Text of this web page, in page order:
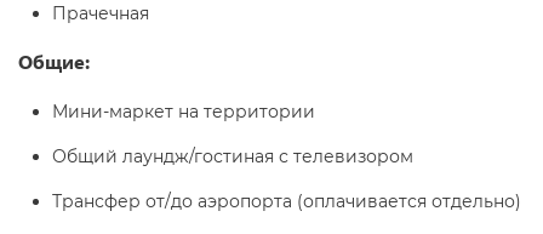
Прачечная
Общие:
Мини-маркет на территории
Общий лаундж/гостиная с телевизором
Трансфер от/до аэропорта (оплачивается отдельно)